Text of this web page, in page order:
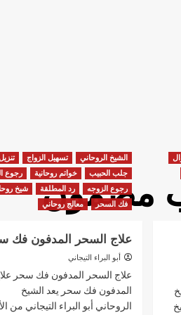
مضمون
الشيخ الروحاني تسهيل الزواج
جلب الحبيب
خواتم روحانية
رجوع
رجوع الزوجه
رد المطلقة
شيخ
فك السحر
معالج روحاني
علاج السحر المدفون فك
أبو البراء التيجاني
علاج السحر المدفون فك سحر
المدفون فك سحر يعد الشيخ
الروحاني أبو البراء التيجاني من